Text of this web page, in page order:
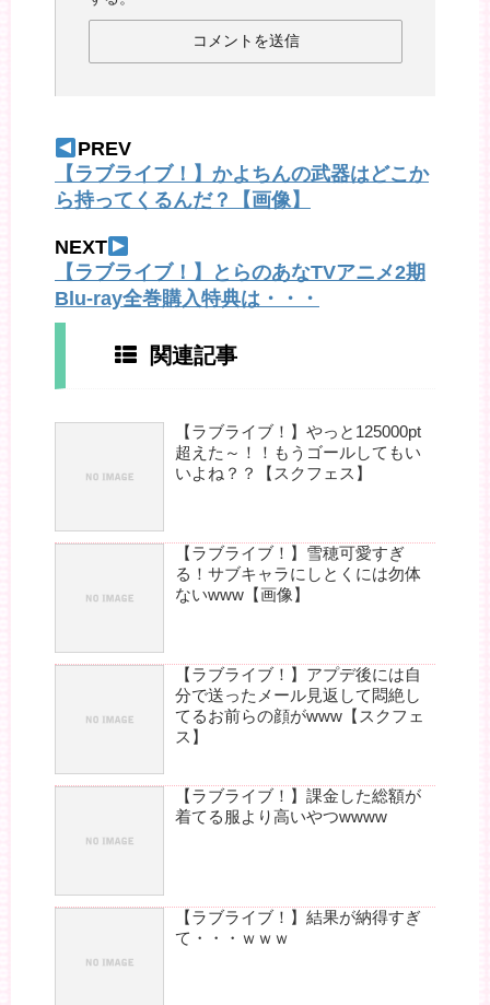
PREV
【ラブライブ！】かよちんの武器はどこか
ら持ってくるんだ？【画像】
NEXT
【ラブライブ！】とらのあなTVアニメ2期
Blu-ray全巻購入特典は・・・
関連記事
【ラブライブ！】やっと125000pt
超えた～！！もうゴールしてもい
いよね？？【スクフェス】
【ラブライブ！】雪穂可愛すぎ
る！サブキャラにしとくには勿体
ないwww【画像】
【ラブライブ！】アプデ後には自
分で送ったメール見返して悶絶し
てるお前らの顔がwww【スクフェ
ス】
【ラブライブ！】課金した総額が
着てる服より高いやつwwww
【ラブライブ！】結果が納得すぎ
て・・・ｗｗｗ